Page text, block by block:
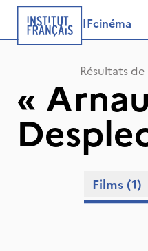
IFcinéma
Résultats
«
Films (1)